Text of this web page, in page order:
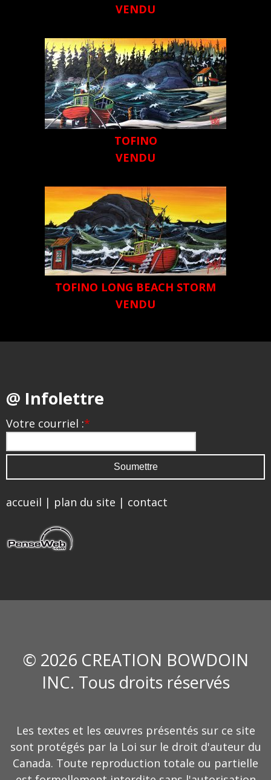
VENDU
TOFINO
VENDU
TOFINO LONG BEACH STORM
VENDU
@ Infolettre
Votre courriel :*
accueil | plan du site | contact
© 2026 CREATION BOWDOIN
INC. Tous droits réservés
Les textes et les œuvres présentés sur ce site
sont protégés par la Loi sur le droit d'auteur du
Canada. Toute reproduction totale ou partielle